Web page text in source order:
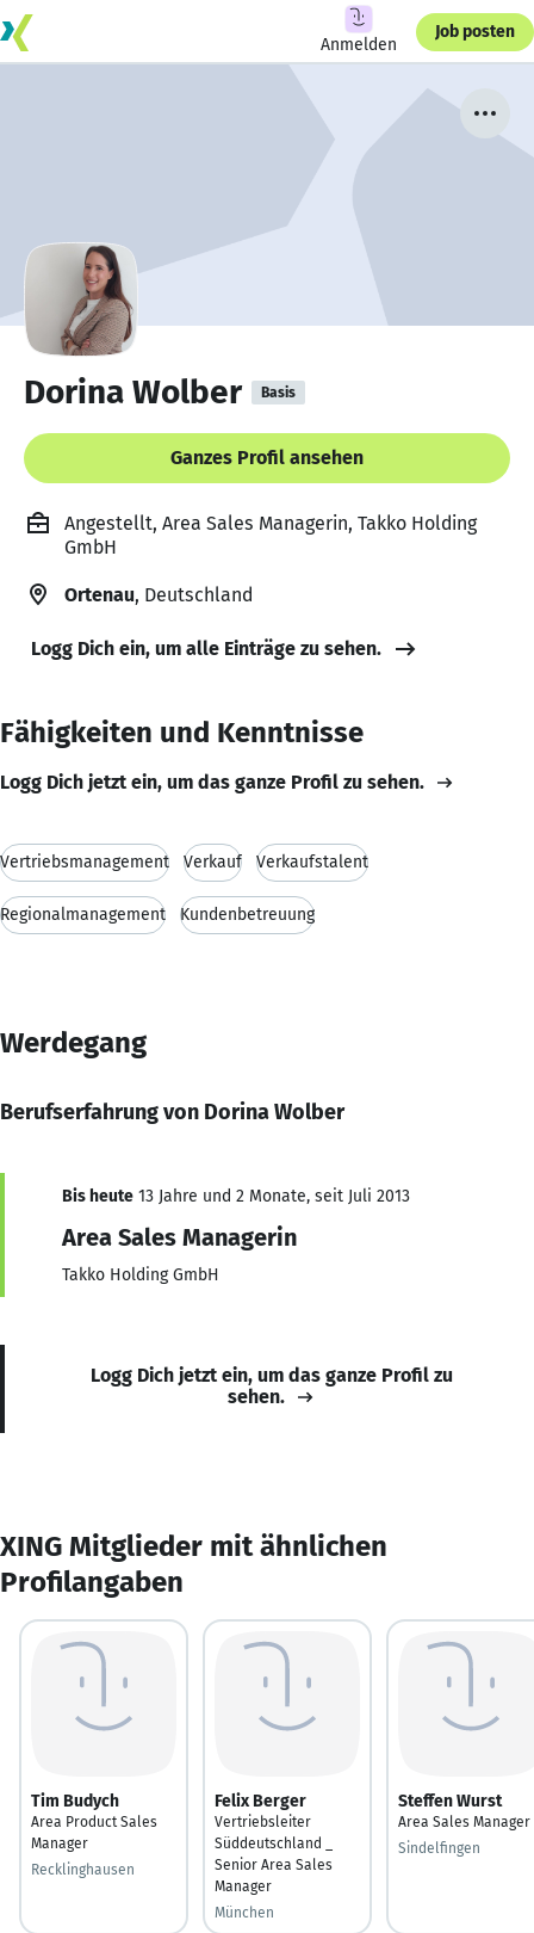
Anmelden
Job posten
Dorina Wolber Basis
Ganzes Profil ansehen
Angestellt, Area Sales Managerin, Takko Holding
GmbH
Ortenau, Deutschland
Logg Dich ein, um alle Einträge zu sehen.
Fähigkeiten und Kenntnisse
Logg Dich jetzt ein, um das ganze Profil zu sehen.
Vertriebsmanagement Verkauf Verkaufstalent
Regionalmanagement Kundenbetreuung
Werdegang
Berufserfahrung von Dorina Wolber
Bis heute 13 Jahre und 2 Monate, seit Juli 2013
Area Sales Managerin
Takko Holding GmbH
Logg Dich jetzt ein, um das ganze Profil zu
sehen.
XING Mitglieder mit ähnlichen
Profilangaben
Tim Budych
Area Product Sales
Manager
Recklinghausen
Felix Berger
Vertriebsleiter
Süddeutschland _
Senior Area Sales
Manager
München
Steffen Wurst
Area Sales Manager
Sindelfingen